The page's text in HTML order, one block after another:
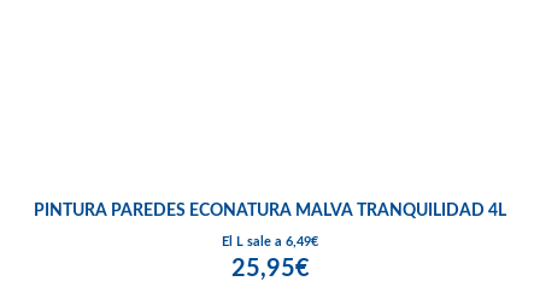
PINTURA PAREDES ECONATURA MALVA TRANQUILIDAD 4L
El L sale a 6,49€
25,95€